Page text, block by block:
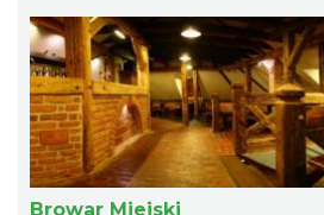
Browar Miejski